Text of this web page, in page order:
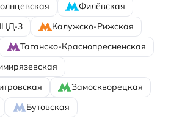
Филёвская
3
Калужско-Рижская
Таганско-Краснопресненская
Замоскворецкая
Бутовская